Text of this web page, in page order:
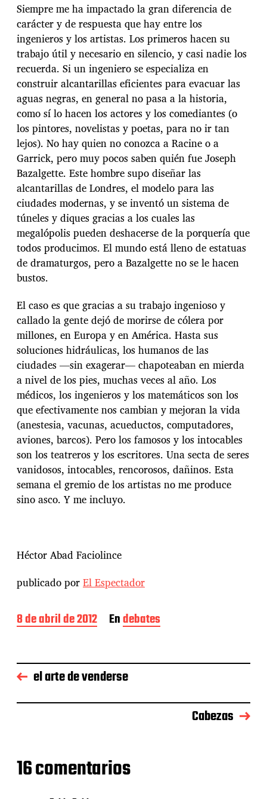
Siempre me ha impactado la gran diferencia de
carácter y de respuesta que hay entre los
ingenieros y los artistas. Los primeros hacen su
trabajo útil y necesario en silencio, y casi nadie los
recuerda. Si un ingeniero se especializa en
construir alcantarillas eficientes para evacuar las
aguas negras, en general no pasa a la historia,
como sí lo hacen los actores y los comediantes (o
los pintores, novelistas y poetas, para no ir tan
lejos). No hay quien no conozca a Racine o a
Garrick, pero muy pocos saben quién fue Joseph
Bazalgette. Este hombre supo diseñar las
alcantarillas de Londres, el modelo para las
ciudades modernas, y se inventó un sistema de
túneles y diques gracias a los cuales las
megalópolis pueden deshacerse de la porquería que
todos producimos. El mundo está lleno de estatuas
de dramaturgos, pero a Bazalgette no se le hacen
bustos.
El caso es que gracias a su trabajo ingenioso y
callado la gente dejó de morirse de cólera por
millones, en Europa y en América. Hasta sus
soluciones hidráulicas, los humanos de las
ciudades —sin exagerar— chapoteaban en mierda
a nivel de los pies, muchas veces al año. Los
médicos, los ingenieros y los matemáticos son los
que efectivamente nos cambian y mejoran la vida
(anestesia, vacunas, acueductos, computadores,
aviones, barcos). Pero los famosos y los intocables
son los teatreros y los escritores. Una secta de seres
vanidosos, intocables, rencorosos, dañinos. Esta
semana el gremio de los artistas no me produce
sino asco. Y me incluyo.
Héctor Abad Faciolince
publicado porEl Espectador
F
e
a
d
l
r
a
8 de abril de 2012 Endebates
el arte de venderse
Cabezas
16 comentarios